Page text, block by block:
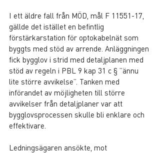
I ett äldre fall från MÖD, mål F 11551-17,
gällde det istället en befintlig
förstärkarstation för optokabelnät som
byggts med stöd av arrende. Anläggningen
fick bygglov i strid med detaljplanen med
stöd av regeln i PBL 9 kap 31 c § ”ännu
lite större avvikelse”. Tanken med
införandet av möjligheten till större
avvikelser från detaljplaner var att
bygglovsprocessen skulle bli enklare och
effektivare.
Ledningsägaren ansökte, mot